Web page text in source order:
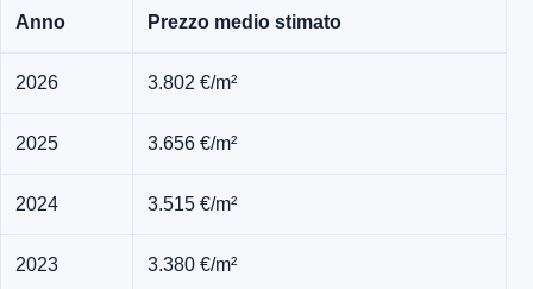
Anno Prezzo medio stimato
2026 3.802 €/m²
2025 3.656 €/m²
2024 3.515 €/m²
2023 3.380 €/m²